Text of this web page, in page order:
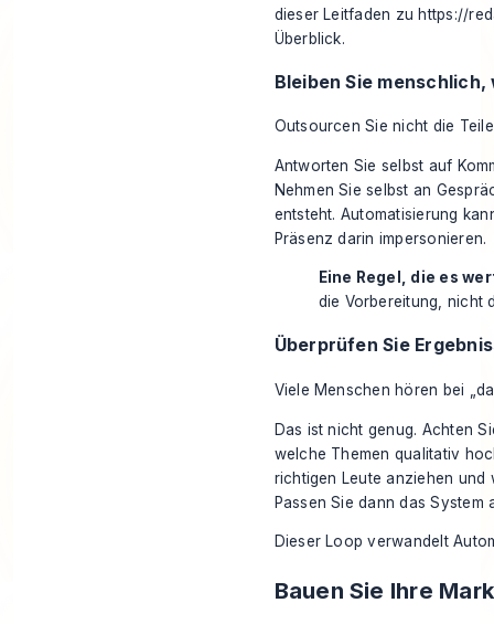
dieser Leitfaden zu https://
Überblick.
Bleiben Sie menschlich,
Outsourcen Sie nicht die
Antworten Sie selbst auf
Nehmen Sie selbst an
entsteht. Automatisierung
Präsenz darin impersonieren.
Eine Regel, die es
die Vorbereitung, nicht
Überprüfen Sie
Viele Menschen hören bei
Das ist nicht genug. Achten
welche Themen qualitativ
richtigen Leute anziehen
Passen Sie dann das System
Dieser Loop verwandelt
Bauen Sie Ihre